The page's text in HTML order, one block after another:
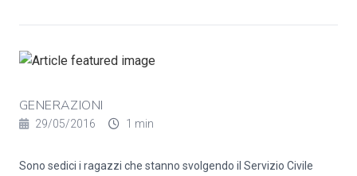
GENERAZIONI
29/05/2016 1 min
Sono sedici i ragazzi che stanno svolgendo il Servizio Civile